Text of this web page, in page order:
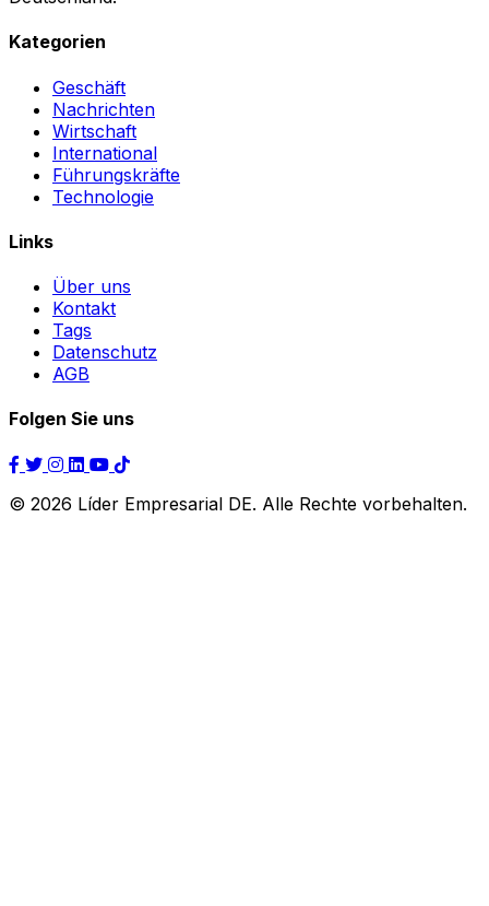
Kategorien
Geschäft
Nachrichten
Wirtschaft
International
Führungskräfte
Technologie
Links
Über uns
Kontakt
Tags
Datenschutz
AGB
Folgen Sie uns
© 2026 Líder Empresarial DE. Alle Rechte vorbehalten.